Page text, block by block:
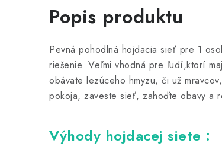
Popis produktu
Pevná pohodlná hojdacia sieť pre 1
riešenie. Veľmi vhodná pre ľudí,ktorí
obávate lezúceho hmyzu, či už
pokoja, zaveste sieť, zahoďte obavy a
Výhody hojdacej siete :